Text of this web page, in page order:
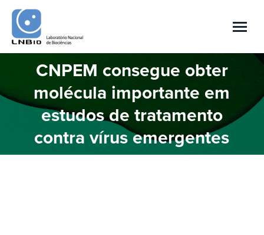
CNPEM consegue obter
molécula importante em
estudos de tratamento
contra vírus emergentes
Você está aqui: